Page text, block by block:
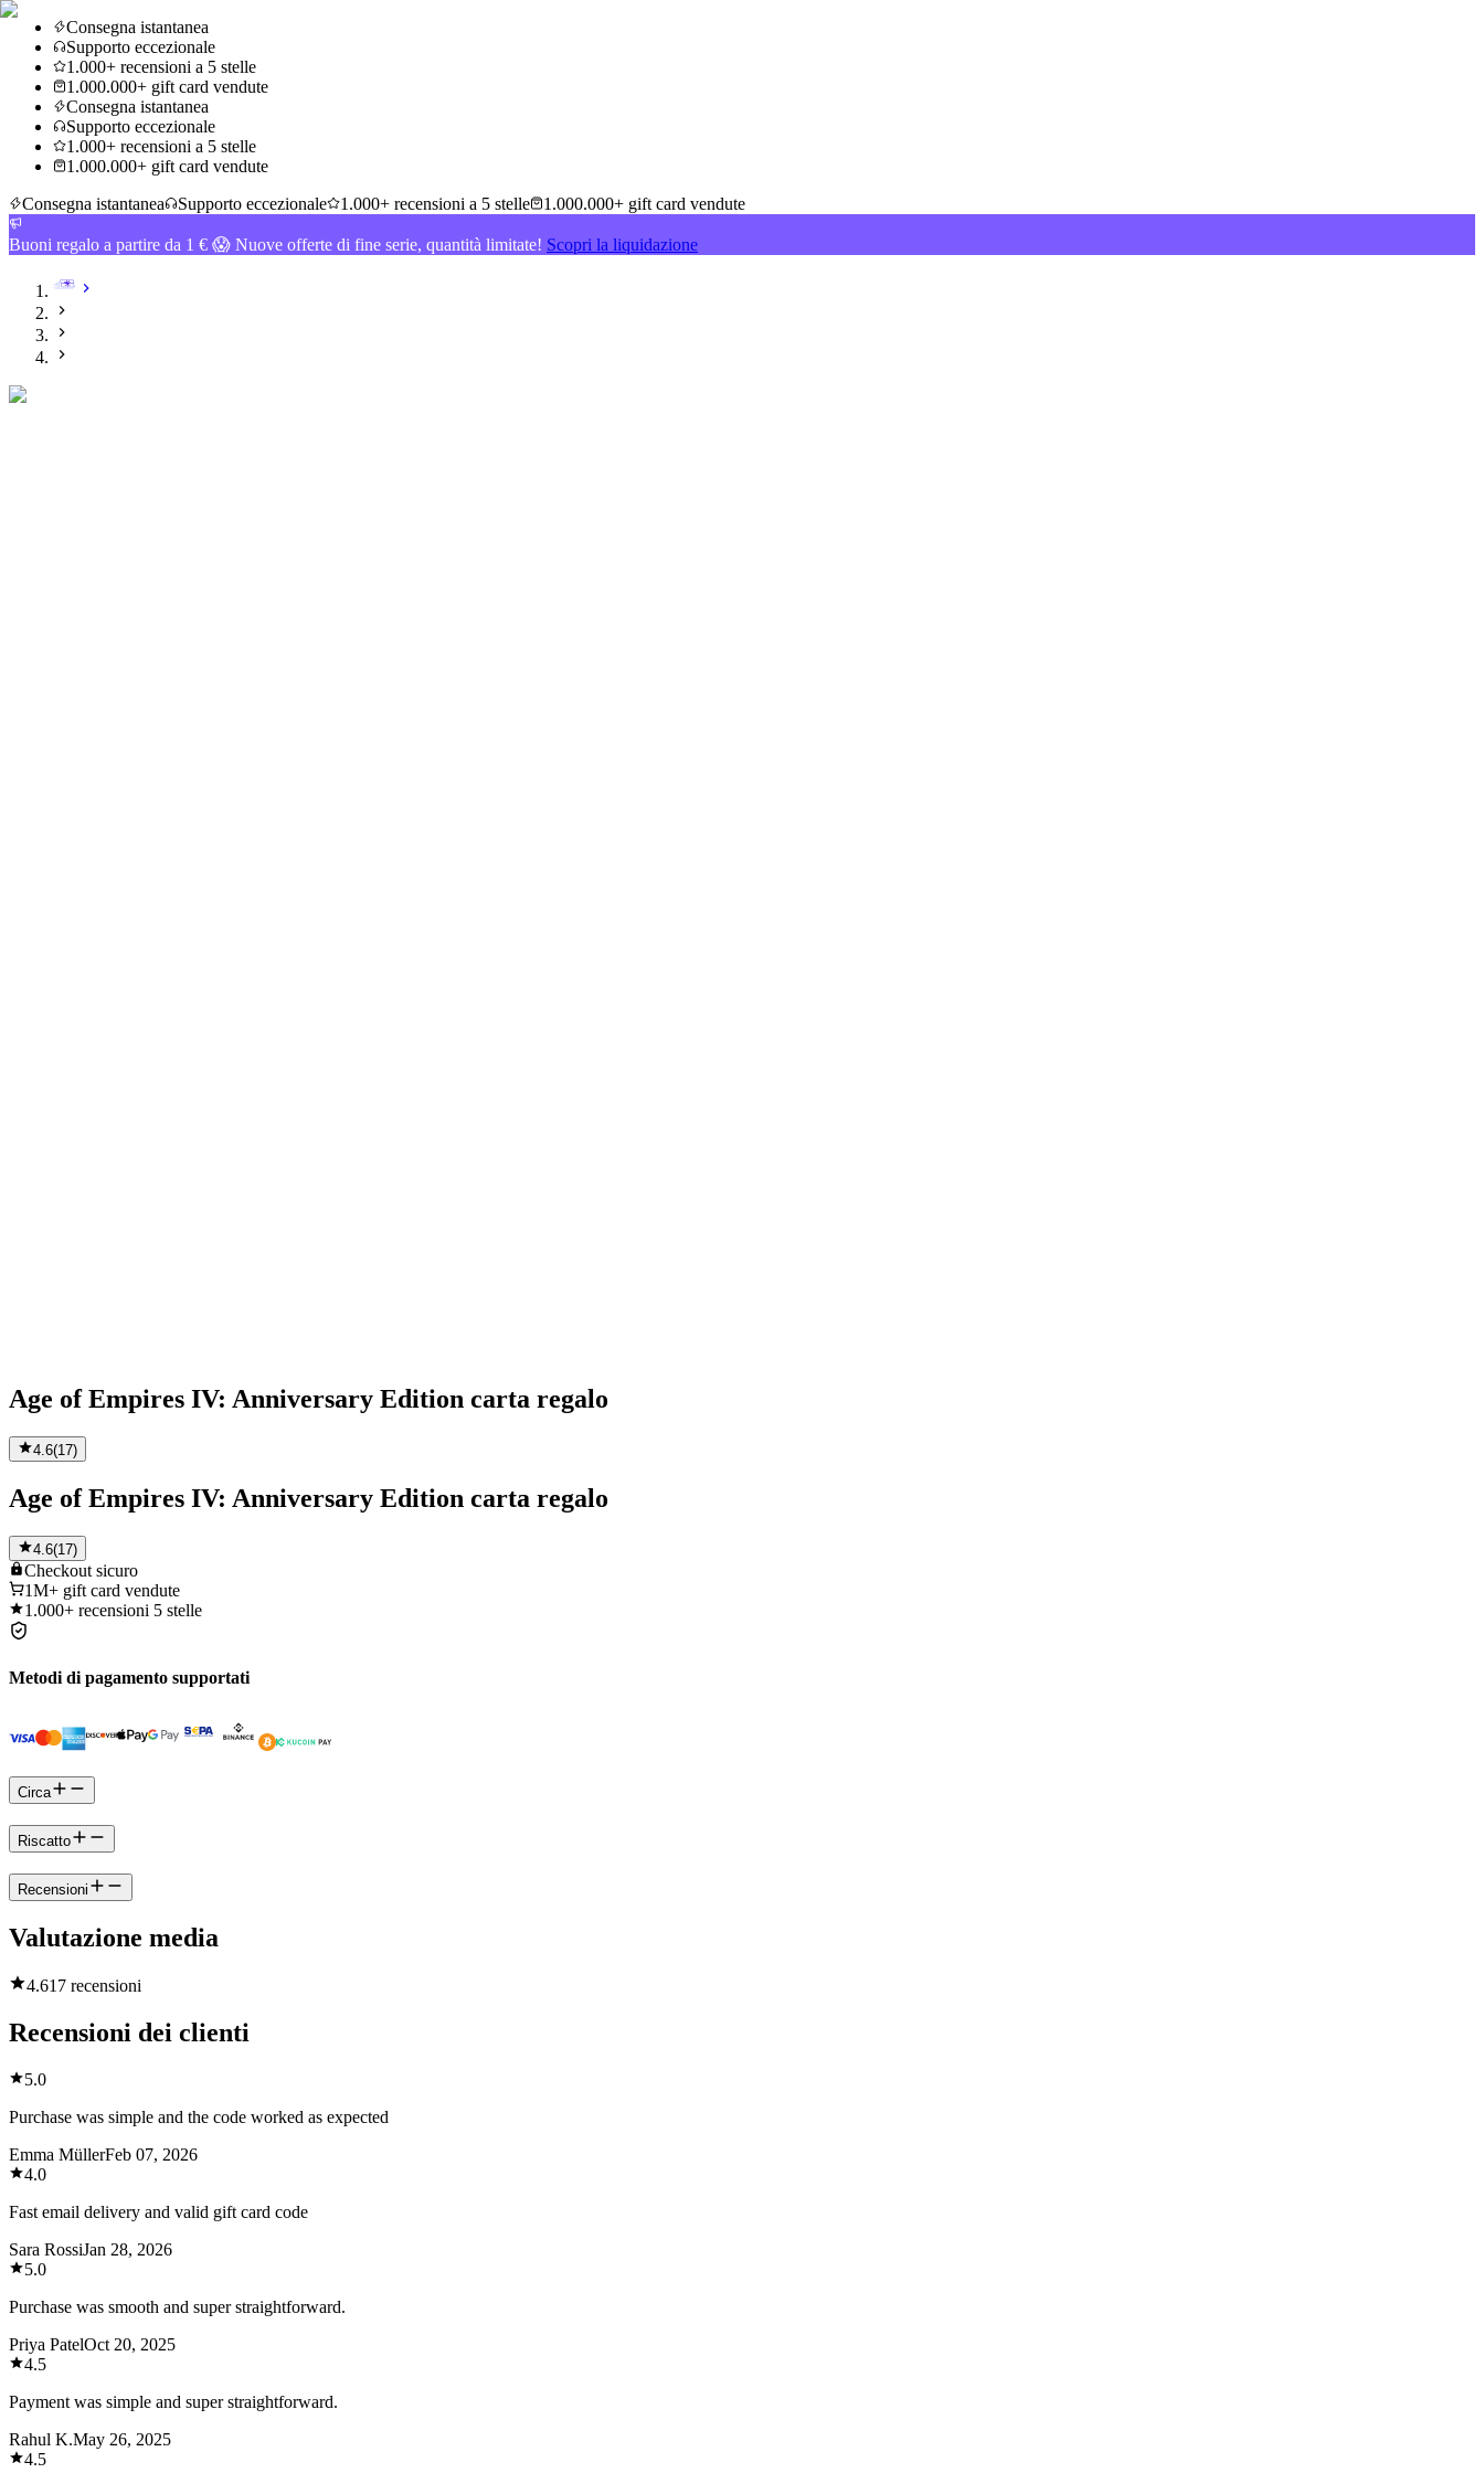
Consegna istantanea
Supporto eccezionale
1.000+ recensioni a 5 stelle
1.000.000+ gift card vendute
Consegna istantanea
Supporto eccezionale
1.000+ recensioni a 5 stelle
1.000.000+ gift card vendute
Consegna istantanea
Supporto eccezionale 1.000+ recensioni a 5 stelle 1.000.000+ gift card vendute
Buoni regalo a partire da 1 € 😱 Nuove offerte di fine serie, quantità limitate! Scopri la liquidazione
Age of Empires IV: Anniversary Edition carta regalo
4.6(17)
Age of Empires IV: Anniversary Edition carta regalo
4.6(17)
Checkout sicuro
1M+ gift card vendute
1.000+ recensioni 5 stelle
Metodi di pagamento supportati
Circa
Riscatto
Recensioni
Valutazione media
4.617 recensioni
Recensioni dei clienti
5.0
Purchase was simple and the code worked as expected
Emma MüllerFeb 07, 2026
4.0
Fast email delivery and valid gift card code
Sara RossiJan 28, 2026
5.0
Purchase was smooth and super straightforward.
Priya PatelOct 20, 2025
4.5
Payment was simple and super straightforward.
Rahul K.May 26, 2025
4.5